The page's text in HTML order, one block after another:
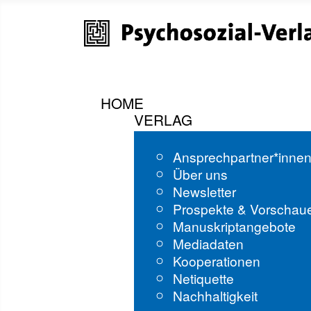
HOME
VERLAG
Über uns
Newsletter
Prospekte &
Manuskriptangebote
Mediadaten
Kooperationen
Netiquette
Nachhaltigkeit